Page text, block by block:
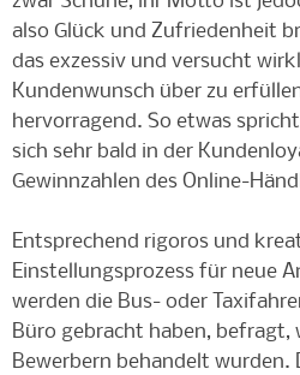
also Glück und Zufriedenheit
das exzessiv und versucht
Kundenwunsch über zu
hervorragend. So etwas
sich sehr bald in der
Gewinnzahlen des Online-
Entsprechend rigoros und
Einstellungsprozess für neue
werden die Bus- oder
Büro gebracht haben, befragt,
Bewerbern behandelt wurden.